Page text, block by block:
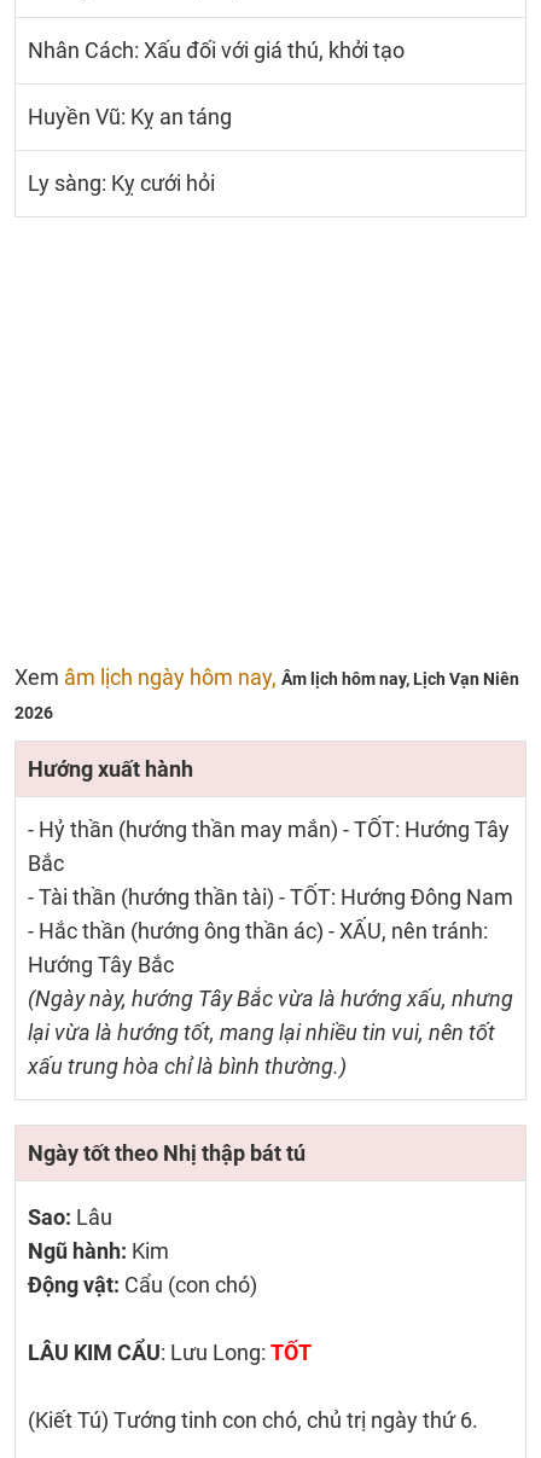
Nhân Cách: Xấu đối với giá thú, khởi tạo
Huyền Vũ: Kỵ an táng
Ly sàng: Kỵ cưới hỏi
Xem âm lịch ngày hôm nay, Âm lịch hôm nay, Lịch Vạn Niên
2026
Hướng xuất hành
- Hỷ thần (hướng thần may mắn) - TỐT: Hướng Tây
Bắc
- Tài thần (hướng thần tài) - TỐT: Hướng Đông Nam
- Hắc thần (hướng ông thần ác) - XẤU, nên tránh:
Hướng Tây Bắc
(Ngày này, hướng Tây Bắc vừa là hướng xấu, nhưng
lại vừa là hướng tốt, mang lại nhiều tin vui, nên tốt
xấu trung hòa chỉ là bình thường.)
Ngày tốt theo Nhị thập bát tú
Sao: Lâu
Ngũ hành: Kim
Động vật: Cẩu (con chó)
LÂU KIM CẨU: Lưu Long: TỐT
(Kiết Tú) Tướng tinh con chó, chủ trị ngày thứ 6.